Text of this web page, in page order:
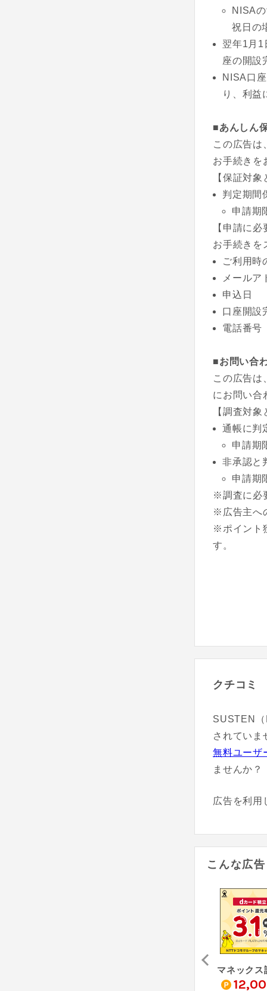
NISA
祝日の
翌年1月1
座の開設
NISA口
り、利益
■あんしん
この広告は
お手続きを
【保証対
判定期間
申請期
【申請に
お手続きを
ご利用時
メールア
申込日
口座開設
電話番号
■お問い合
この広告は
にお問い合
【調査対
通帳に判
申請期
非承認と
申請期
※調査に必
※広告主へ
※ポイント
す。
クチコミ
SUSTEN
されていま
無料ユーザ
ませんか？
広告を利用
こんな広